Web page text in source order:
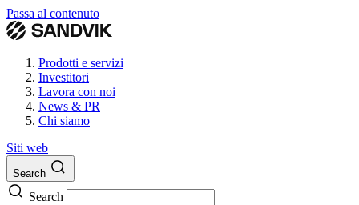
Passa al contenuto
Prodotti e servizi
Investitori
Lavora con noi
News & PR
Chi siamo
Siti web
Search
Search